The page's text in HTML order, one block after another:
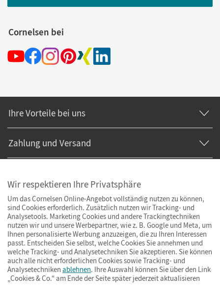
Cornelsen bei
Ihre Vorteile bei uns
Zahlung und Versand
ImpressumAGBDatenschutzBarrierefreiheitCookies & Co.
Wir respektieren Ihre Privatsphäre
Um das Cornelsen Online-Angebot vollständig nutzen zu können,
sind Cookies erforderlich. Zusätzlich nutzen wir Tracking- und
Analysetools. Marketing Cookies und andere Trackingtechniken
nutzen wir und unsere Werbepartner, wie z. B. Google und Meta, um
Ihnen personalisierte Werbung anzuzeigen, die zu Ihren Interessen
passt. Entscheiden Sie selbst, welche Cookies Sie annehmen und
welche Tracking- und Analysetechniken Sie akzeptieren. Sie können
auch alle nicht erforderlichen Cookies sowie Tracking- und
Analysetechniken ablehnen. Ihre Auswahl können Sie über den Link
„Cookies & Co.“ am Ende der Seite später jederzeit aktualisieren